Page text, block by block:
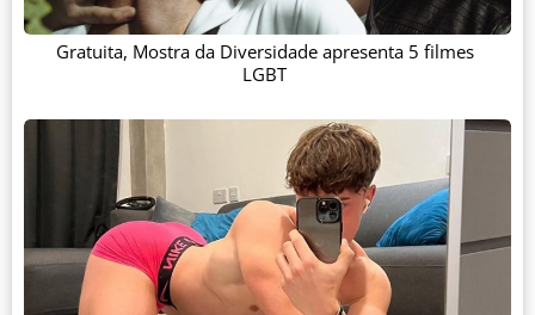
Gratuita, Mostra da Diversidade apresenta 5 filmes
LGBT